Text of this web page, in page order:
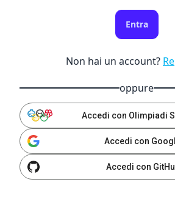
Entra
Non hai un account?
oppure
Accedi con Olimpiadi
Accedi con
Accedi con